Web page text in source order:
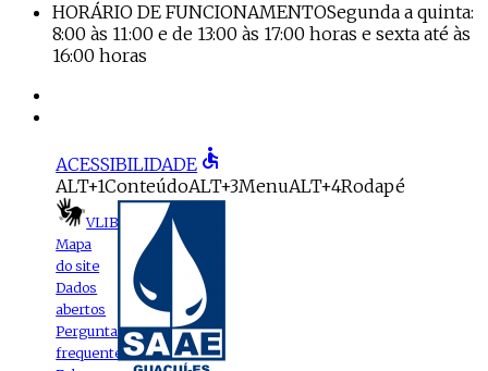
HORÁRIO DE FUNCIONAMENTOSegunda a quinta:
8:00 às 11:00 e de 13:00 às 17:00 horas e sexta até às
16:00 horas
ACESSIBILIDADE accessible
ALT+1ConteúdoALT+3MenuALT+4Rodapé
VLIBRAS
Mapa
do site
Dados
abertos
Perguntas
frequentes